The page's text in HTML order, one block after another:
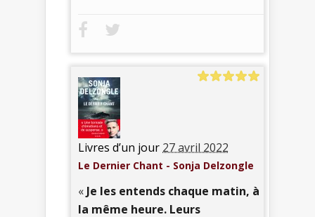
Livres d’un jour 27 avril 2022
Le Dernier Chant - Sonja Delzongle
« Je les entends chaque matin, à
la même heure. Leurs